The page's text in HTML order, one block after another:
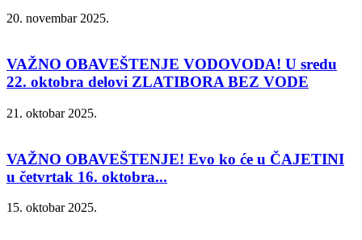
20. novembar 2025.
VAŽNO OBAVEŠTENJE VODOVODA! U sredu
22. oktobra delovi ZLATIBORA BEZ VODE
21. oktobar 2025.
VAŽNO OBAVEŠTENJE! Evo ko će u ČAJETINI
u četvrtak 16. oktobra...
15. oktobar 2025.